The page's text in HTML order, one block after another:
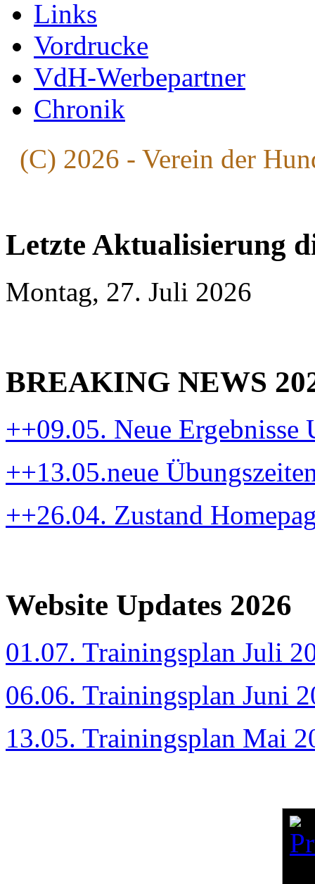
Links
Vordrucke
VdH-Werbepartner
Chronik
(C) 2026 - Verein der
Letzte Aktualisierung
Montag, 27. Juli 2026
BREAKING NEWS
++09.05. Neue Ergebnisse
++13.05.neue
++26.04. Zustand
Website Updates 2026
01.07. Trainingsplan Juli
06.06. Trainingsplan Juni
13.05. Trainingsplan Mai